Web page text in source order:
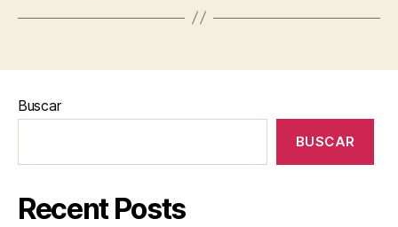
Buscar
BUSCAR
Recent Posts